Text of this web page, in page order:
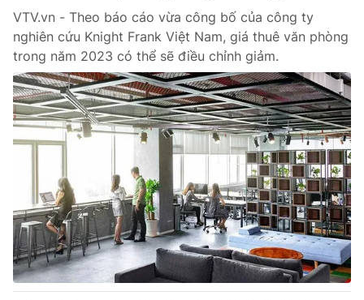
Góc doanh nghiệp
Truyền hình
Phim VTV
Hậu trường
Nhân vật
Giải sao mai
Giải trí
Điện ảnh
Âm nhạc
Đời sống
Làm đẹp
Chất lượng cuộc sống
Giáo dục
Tuyển sinh
Học trực tuyến
Công nghệ
Hitech Công nghệ tương lai
Sản phẩm
Giao lưu trực tuyến
VTV.vn - Theo báo cáo vừa công bố của công ty
nghiên cứu Knight Frank Việt Nam, giá thuê văn phòng
trong năm 2023 có thể sẽ điều chỉnh giảm.